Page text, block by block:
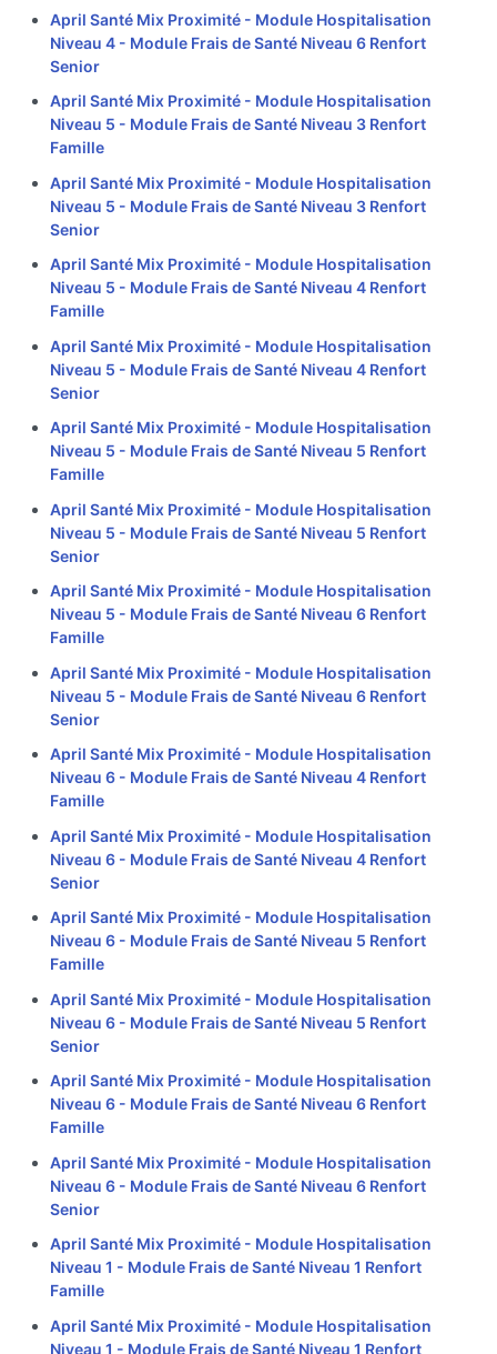
April Santé Mix Proximité - Module Hospitalisation
Niveau 4 - Module Frais de Santé Niveau 6 Renfort
Senior
April Santé Mix Proximité - Module Hospitalisation
Niveau 5 - Module Frais de Santé Niveau 3 Renfort
Famille
April Santé Mix Proximité - Module Hospitalisation
Niveau 5 - Module Frais de Santé Niveau 3 Renfort
Senior
April Santé Mix Proximité - Module Hospitalisation
Niveau 5 - Module Frais de Santé Niveau 4 Renfort
Famille
April Santé Mix Proximité - Module Hospitalisation
Niveau 5 - Module Frais de Santé Niveau 4 Renfort
Senior
April Santé Mix Proximité - Module Hospitalisation
Niveau 5 - Module Frais de Santé Niveau 5 Renfort
Famille
April Santé Mix Proximité - Module Hospitalisation
Niveau 5 - Module Frais de Santé Niveau 5 Renfort
Senior
April Santé Mix Proximité - Module Hospitalisation
Niveau 5 - Module Frais de Santé Niveau 6 Renfort
Famille
April Santé Mix Proximité - Module Hospitalisation
Niveau 5 - Module Frais de Santé Niveau 6 Renfort
Senior
April Santé Mix Proximité - Module Hospitalisation
Niveau 6 - Module Frais de Santé Niveau 4 Renfort
Famille
April Santé Mix Proximité - Module Hospitalisation
Niveau 6 - Module Frais de Santé Niveau 4 Renfort
Senior
April Santé Mix Proximité - Module Hospitalisation
Niveau 6 - Module Frais de Santé Niveau 5 Renfort
Famille
April Santé Mix Proximité - Module Hospitalisation
Niveau 6 - Module Frais de Santé Niveau 5 Renfort
Senior
April Santé Mix Proximité - Module Hospitalisation
Niveau 6 - Module Frais de Santé Niveau 6 Renfort
Famille
April Santé Mix Proximité - Module Hospitalisation
Niveau 6 - Module Frais de Santé Niveau 6 Renfort
Senior
April Santé Mix Proximité - Module Hospitalisation
Niveau 1 - Module Frais de Santé Niveau 1 Renfort
Famille
April Santé Mix Proximité - Module Hospitalisation
Niveau 1 - Module Frais de Santé Niveau 1 Renfort